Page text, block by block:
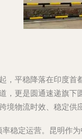
，平稳降落在印度
，更是圆通速递旗
物流时效、稳定供
稳定运营。昆明作